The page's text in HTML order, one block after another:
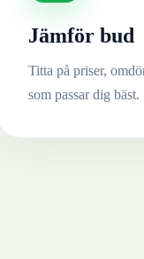
Jämför bud
Titta på priser,
som passar dig bäst.